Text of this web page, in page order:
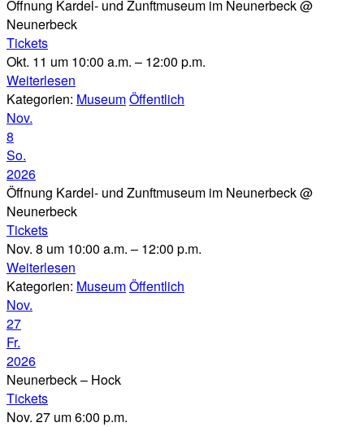
Öffnung Kardel- und Zunftmuseum im Neunerbeck@
Neunerbeck
Tickets
Okt. 11 um 10:00 a.m. – 12:00 p.m.
Weiterlesen
Kategorien: MuseumÖffentlich
Nov.
8
So.
2026
Öffnung Kardel- und Zunftmuseum im Neunerbeck@
Neunerbeck
Tickets
Nov. 8 um 10:00 a.m. – 12:00 p.m.
Weiterlesen
Kategorien: MuseumÖffentlich
Nov.
27
Fr.
2026
Neunerbeck – Hock
Tickets
Nov. 27 um 6:00 p.m.